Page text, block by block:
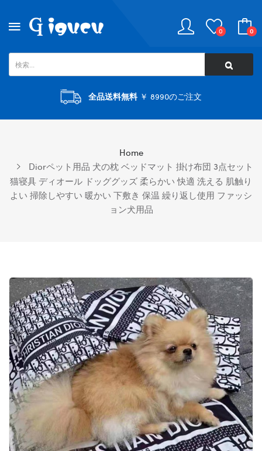
0 0
全品送料無料￥ 8990のご注文
Home
Diorペット用品 犬の枕 ベッドマット 掛け布団 3点セット
猫寝具 ディオール ドッググッズ 柔らかい 快適 洗える 肌触り
よい 掃除しやすい 暖かい 下敷き 保温 繰り返し使用 ファッシ
ョン犬用品